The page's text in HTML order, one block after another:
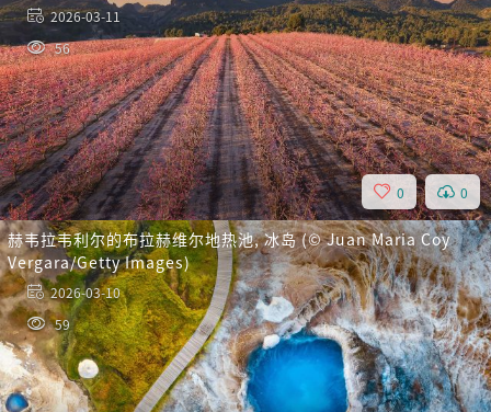
2026-03-11
56
0 0
赫韦拉韦利尔的布拉赫维尔地热池, 冰岛 (© Juan Maria Coy
Vergara/Getty Images)
2026-03-10
59